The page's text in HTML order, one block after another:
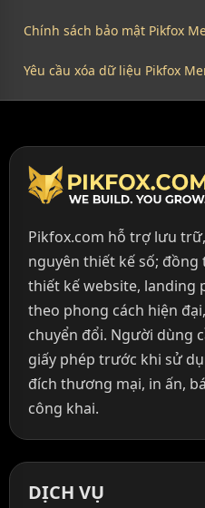
Chính sách bảo mật Pikfox
Yêu cầu xóa dữ liệu Pikfox
Pikfox.com hỗ trợ lưu
nguyên thiết kế số; đồng
thiết kế website, landing
theo phong cách hiện
chuyển đổi. Người dùng
giấy phép trước khi sử
đích thương mại, in ấn,
công khai.
DỊCH VỤ